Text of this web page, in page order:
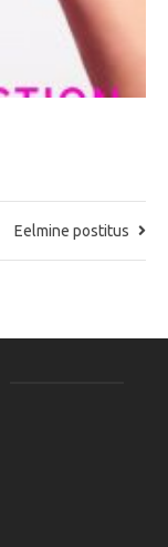
Eelmine postitus